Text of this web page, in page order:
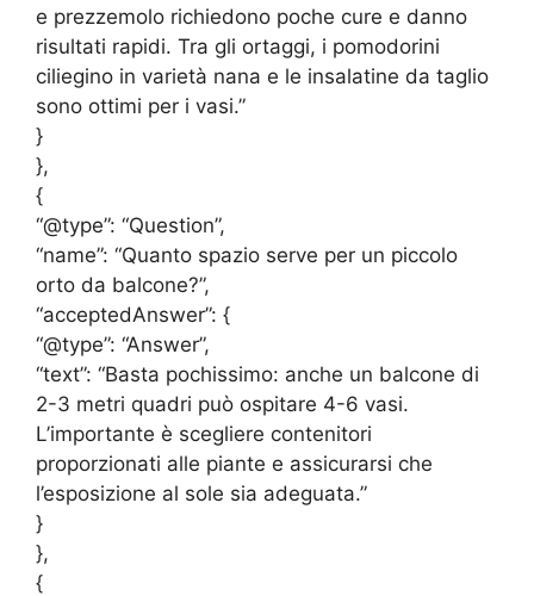
e prezzemolo richiedono poche cure e danno
risultati rapidi. Tra gli ortaggi, i pomodorini
ciliegino in varietà nana e le insalatine da taglio
sono ottimi per i vasi.”
}
},
{
“@type”: “Question”,
“name”: “Quanto spazio serve per un piccolo
orto da balcone?”,
“acceptedAnswer”: {
“@type”: “Answer”,
“text”: “Basta pochissimo: anche un balcone di
2-3 metri quadri può ospitare 4-6 vasi.
L’importante è scegliere contenitori
proporzionati alle piante e assicurarsi che
l’esposizione al sole sia adeguata.”
}
},
{